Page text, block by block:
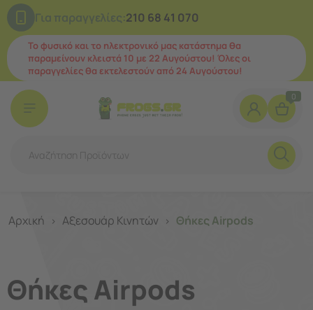
Για παραγγελίες:210 68 41 070
Το φυσικό και το ηλεκτρονικό μας κατάστημα θα
παραμείνουν κλειστά 10 με 22 Αυγούστου! Όλες οι
παραγγελίες θα εκτελεστούν από 24 Αυγούστου!
0
Αρχική > Αξεσουάρ Κινητών > Θήκες Airpods
Θήκες Airpods